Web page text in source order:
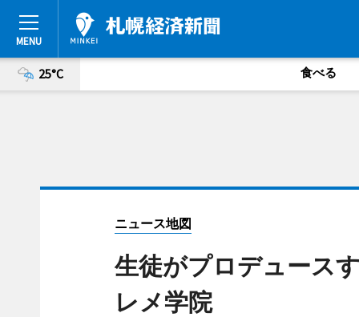
25°C 食べる
ニュース地図
生徒がプロデュース
レメ学院